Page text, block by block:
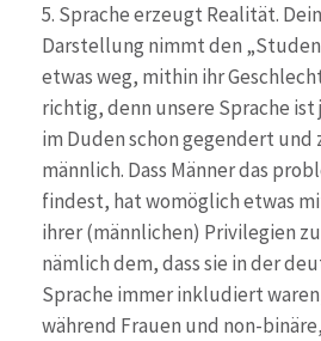
5. Sprache erzeugt Realität.
Darstellung nimmt den
etwas weg, mithin ihr
richtig, denn unsere Sprache ist
im Duden schon gegendert und
männlich. Dass Männer das
findest, hat womöglich etwas
ihrer (männlichen) Privilegien
nämlich dem, dass sie in der
Sprache immer inkludiert
während Frauen und non-binäre,